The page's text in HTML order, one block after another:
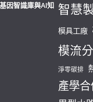
因智識庫與AI知 智慧
模具工廠
模流
淨零碳排
產學